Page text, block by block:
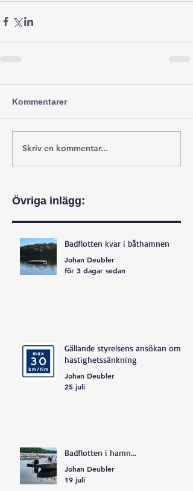
Kommentarer
Skriv en kommentar...
Övriga inlägg:
Badflotten kvar i båthamnen
Johan Deubler
för 3 dagar sedan
Gällande styrelsens ansökan om
hastighetssänkning
Johan Deubler
25 juli
Badflotten i hamn...
Johan Deubler
19 juli